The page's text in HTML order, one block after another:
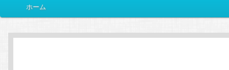
イ
メ
イ
サ
ブ
ホーム